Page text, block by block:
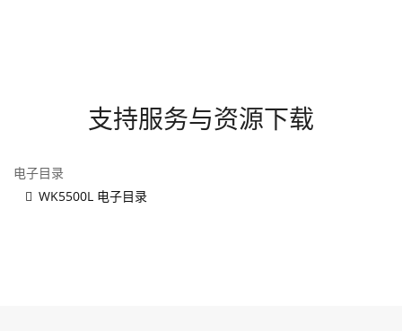
支持服务与资源下载
电子目录
WK5500L 电子目录